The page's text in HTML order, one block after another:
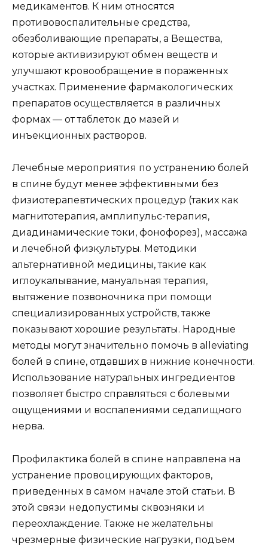
медикаментов. К ним относятся
противовоспалительные средства,
обезболивающие препараты, а Вещества,
которые активизируют обмен веществ и
улучшают кровообращение в пораженных
участках. Применение фармакологических
препаратов осуществляется в различных
формах — от таблеток до мазей и
инъекционных растворов.
Лечебные мероприятия по устранению болей
в спине будут менее эффективными без
физиотерапевтических процедур (таких как
магнитотерапия, амплипульс-терапия,
диадинамические токи, фонофорез), массажа
и лечебной физкультуры. Методики
альтернативной медицины, такие как
иглоукалывание, мануальная терапия,
вытяжение позвоночника при помощи
специализированных устройств, также
показывают хорошие результаты. Народные
методы могут значительно помочь в alleviating
болей в спине, отдавших в нижние конечности.
Использование натуральных ингредиентов
позволяет быстро справляться с болевыми
ощущениями и воспалениями седалищного
нерва.
Профилактика болей в спине направлена на
устранение провоцирующих факторов,
приведенных в самом начале этой статьи. В
этой связи недопустимы сквозняки и
переохлаждение. Также не желательны
чрезмерные физические нагрузки, подъем